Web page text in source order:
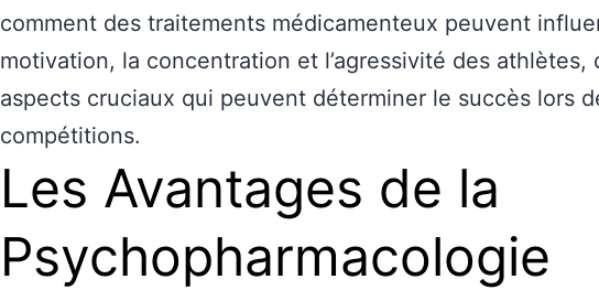
comment des traitements médicamenteux peuvent
motivation, la concentration et l’agressivité des athlètes,
aspects cruciaux qui peuvent déterminer le succès lors
compétitions.
Les Avantages de la
Psychopharmacologie